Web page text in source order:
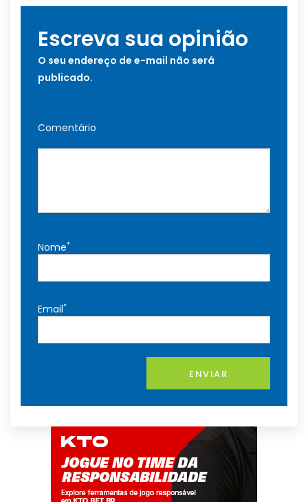
Escreva sua opinião
O seu endereço de e-mail não será
publicado.
Comentário
Nome*
Email*
ENVIAR